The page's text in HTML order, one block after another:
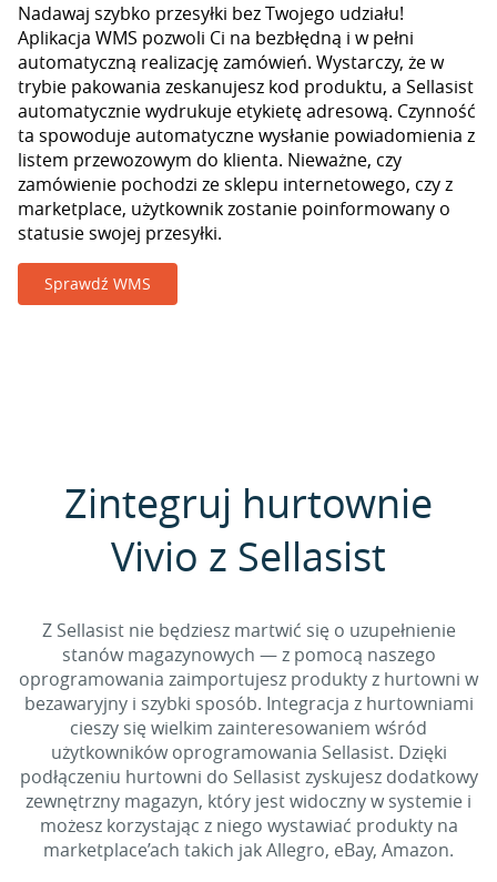
Nadawaj szybko przesyłki bez Twojego udziału!
Aplikacja WMS pozwoli Ci na bezbłędną i w pełni
automatyczną realizację zamówień. Wystarczy, że w
trybie pakowania zeskanujesz kod produktu, a Sellasist
automatycznie wydrukuje etykietę adresową. Czynność
ta spowoduje automatyczne wysłanie powiadomienia z
listem przewozowym do klienta. Nieważne, czy
zamówienie pochodzi ze sklepu internetowego, czy z
marketplace, użytkownik zostanie poinformowany o
statusie swojej przesyłki.
Sprawdź WMS
Zintegruj hurtownie
Vivio z Sellasist
Z Sellasist nie będziesz martwić się o uzupełnienie
stanów magazynowych — z pomocą naszego
oprogramowania zaimportujesz produkty z hurtowni w
bezawaryjny i szybki sposób. Integracja z hurtowniami
cieszy się wielkim zainteresowaniem wśród
użytkowników oprogramowania Sellasist. Dzięki
podłączeniu hurtowni do Sellasist zyskujesz dodatkowy
zewnętrzny magazyn, który jest widoczny w systemie i
możesz korzystając z niego wystawiać produkty na
marketplace’ach takich jak Allegro, eBay, Amazon.